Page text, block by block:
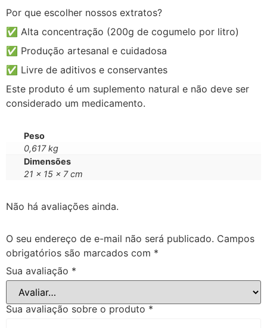
Por que escolher nossos extratos?
✅ Alta concentração (200g de cogumelo por litro)
✅ Produção artesanal e cuidadosa
✅ Livre de aditivos e conservantes
Este produto é um suplemento natural e não deve ser
considerado um medicamento.
Peso
0,617 kg
Dimensões
21 × 15 × 7 cm
Não há avaliações ainda.
O seu endereço de e-mail não será publicado. Campos
obrigatórios são marcados com *
Sua avaliação *
Sua avaliação sobre o produto *